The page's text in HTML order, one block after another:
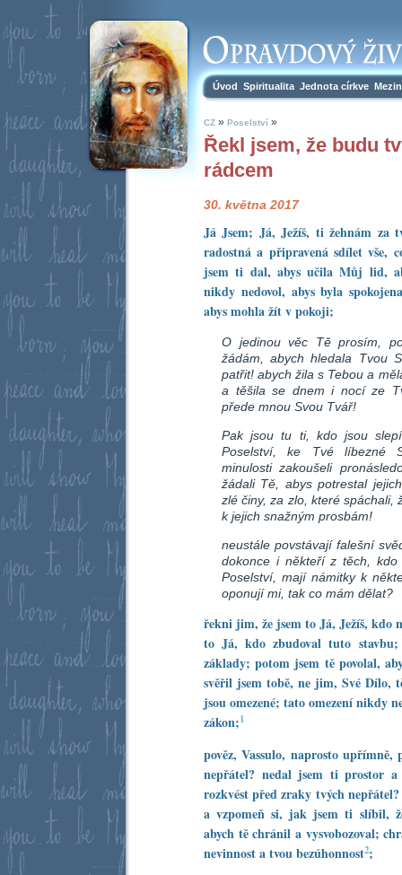
Úvod Spiritualita Jednota církve
CZ » Poselství »
Řekl jsem, že budu
rádcem
30. května 2017
Já Jsem; Já, Ježíš, ti žehnám za
radostná a připravená sdílet vše,
jsem ti dal, abys učila Můj lid,
nikdy nedovol, abys byla
abys mohla žít v pokoji;
O jedinou věc Tě prosím,
žádám, abych hledala Tvou
patřit! abych žila s Tebou a
a těšila se dnem i nocí ze
přede mnou Svou Tvář!
Pak jsou tu ti, kdo jsou
Poselství, ke Tvé líbezné
minulosti zakoušeli
žádali Tě, abys potrestal
zlé činy, za zlo, které spáchali,
k jejich snažným prosbám!
neustále povstávají falešní
dokonce i někteří z těch,
Poselství, mají námitky k
oponují mi, tak co mám dělat?
řekni jim, že jsem to Já, Ježíš, kdo
to Já, kdo zbudoval tuto
základy; potom jsem tě povolal,
svěřil jsem tobě, ne jim, Své Dílo,
jsou omezené; tato omezení nikdy
zákon;1
pověz, Vassulo, naprosto
nepřátel? nedal jsem ti prostor
rozkvést před zraky tvých
a vzpomeň si, jak jsem ti slíbil,
abych tě chránil a vysvobozoval;
nevinnost a tvou bezúhonnost2;